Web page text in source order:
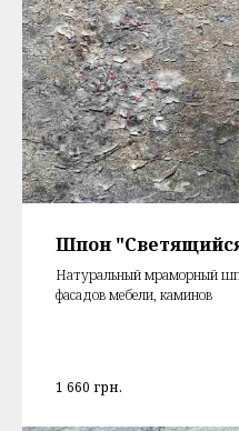
Шпон
Натуральный мраморный
фасадов мебели, каминов
1 660 грн.